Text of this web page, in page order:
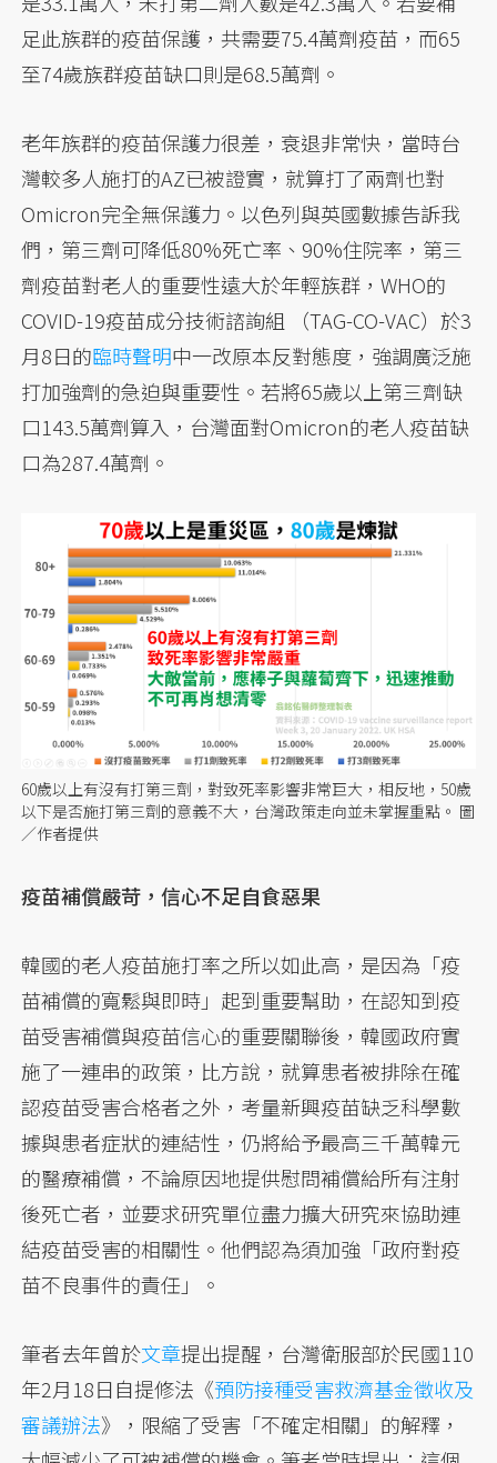
足此族群的疫苗保護，共需要75.4萬劑疫苗，而65
至74歲族群疫苗缺口則是68.5萬劑。
老年族群的疫苗保護力很差，衰退非常快，當時台
灣較多人施打的AZ已被證實，就算打了兩劑也對
Omicron完全無保護力。以色列與英國數據告訴我
們，第三劑可降低80%死亡率、90%住院率，第三
劑疫苗對老人的重要性遠大於年輕族群，WHO的
COVID-19疫苗成分技術諮詢組 （TAG-CO-VAC）於3
月8日的臨時聲明中一改原本反對態度，強調廣泛施
打加強劑的急迫與重要性。若將65歲以上第三劑缺
口143.5萬劑算入，台灣面對Omicron的老人疫苗缺
口為287.4萬劑。
60歲以上有沒有打第三劑，對致死率影響非常巨大，相反地，50歲
以下是否施打第三劑的意義不大，台灣政策走向並未掌握重點。 圖
／作者提供
疫苗補償嚴苛，信心不足自食惡果
韓國的老人疫苗施打率之所以如此高，是因為「疫
苗補償的寬鬆與即時」起到重要幫助，在認知到疫
苗受害補償與疫苗信心的重要關聯後，韓國政府實
施了一連串的政策，比方說，就算患者被排除在確
認疫苗受害合格者之外，考量新興疫苗缺乏科學數
據與患者症狀的連結性，仍將給予最高三千萬韓元
的醫療補償，不論原因地提供慰問補償給所有注射
後死亡者，並要求研究單位盡力擴大研究來協助連
結疫苗受害的相關性。他們認為須加強「政府對疫
苗不良事件的責任」。
筆者去年曾於文章提出提醒，台灣衛服部於民國110
年2月18日自提修法《預防接種受害救濟基金徵收及
審議辦法》，限縮了受害「不確定相關」的解釋，